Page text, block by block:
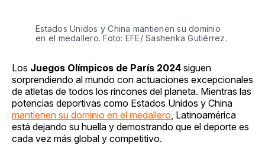
Estados Unidos y China mantienen su dominio
en el medallero. Foto: EFE/ Sashenka Gutiérrez.
Los Juegos Olímpicos de París 2024 siguen
sorprendiendo al mundo con actuaciones excepcionales
de atletas de todos los rincones del planeta. Mientras las
potencias deportivas como Estados Unidos y China
mantienen su dominio en el medallero , Latinoamérica
está dejando su huella y demostrando que el deporte es
cada vez más global y competitivo.